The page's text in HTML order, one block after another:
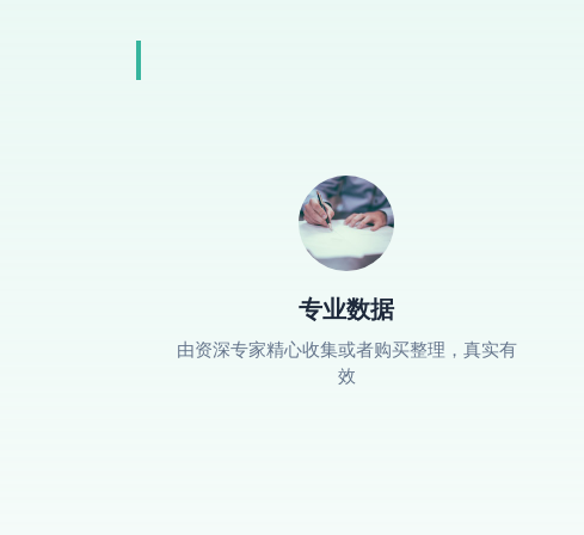
专业数据
由资深专家精心收集或者购买整理，真实有
效